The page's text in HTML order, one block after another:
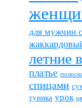
для мужчин
летние
платье
спицами
туника урок